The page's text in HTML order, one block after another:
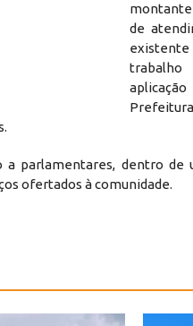
montante
de
trabalho
parlamentares, dentro de
ofertados à comunidade.